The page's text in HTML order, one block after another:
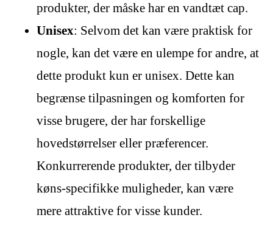
produkter, der måske har en vandtæt cap.
Unisex: Selvom det kan være praktisk for
nogle, kan det være en ulempe for andre, at
dette produkt kun er unisex. Dette kan
begrænse tilpasningen og komforten for
visse brugere, der har forskellige
hovedstørrelser eller præferencer.
Konkurrerende produkter, der tilbyder
køns-specifikke muligheder, kan være
mere attraktive for visse kunder.